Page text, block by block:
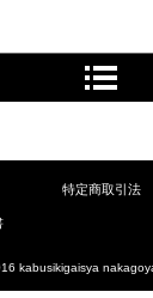
特定商取引法
kabusikigaisya